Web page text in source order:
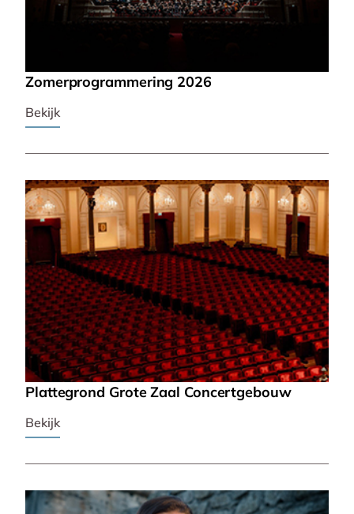
Zomerprogrammering 2026
Bekijk
Plattegrond Grote Zaal Concertgebouw
Bekijk